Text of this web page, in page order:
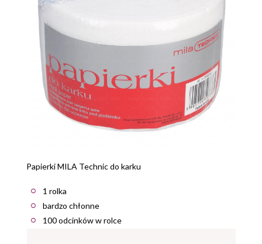
Papierki MILA Technic do karku
1 rolka
bardzo chłonne
100 odcinków w rolce